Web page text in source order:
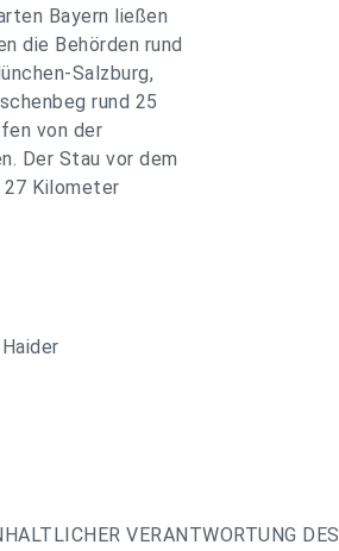
Bayern ließen
die Behörden rund
Salzburg,
rund 25
von der
Der Stau vor dem
27 Kilometer
VERANTWORTUNG DES